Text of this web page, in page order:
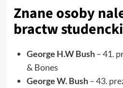
Znane osoby
bractw
George H.W Bush– 41.
& Bones
George W. Bush– 43.